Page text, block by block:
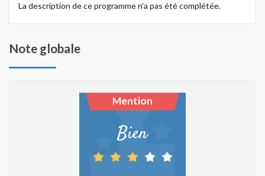
La description de ce programme n'a pas été complétée.
Note globale
Mention
Bien